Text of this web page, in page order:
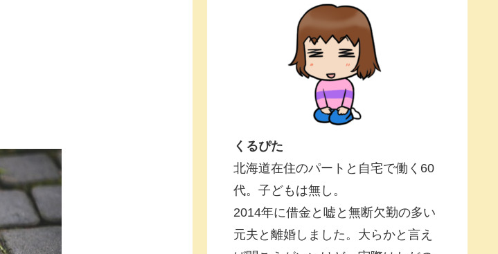
くるぴた
北海道在住のパートと自宅で働く60
代。子どもは無し。
2014年に借金と嘘と無断欠勤の多い
元夫と離婚しました。大らかと言え